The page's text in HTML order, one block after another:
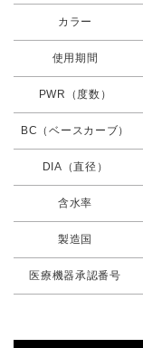
カラー
使用期間
PWR（度数）
BC（ベースカーブ）
DIA（直径）
含水率
製造国
医療機器承認番号